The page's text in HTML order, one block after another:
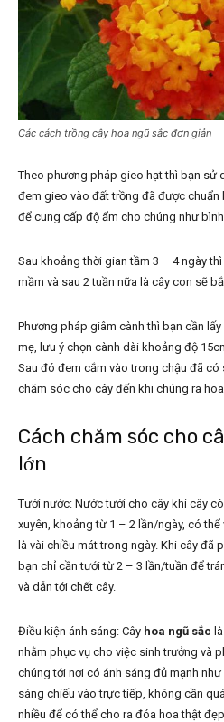
Các cách trồng cây hoa ngũ sắc đơn giản
Theo phương pháp gieo hạt thì bạn sử
đem gieo vào đất trồng đã được
để cung cấp độ ẩm cho chúng như bình
Sau khoảng thời gian tầm 3 – 4 ngày
mầm và sau 2 tuần nữa là cây con sẽ
Phương pháp giâm cành thì bạn cần
mẹ, lưu ý chọn cành dài khoảng độ
Sau đó đem cắm vào trong chậu đã có
chăm sóc cho cây đến khi chúng ra
Cách chăm sóc cho
lớn
Tưới nước: Nước tưới cho cây khi cây
xuyên, khoảng từ 1 – 2 lần/ngày, có
là vài chiều mát trong ngày. Khi cây đã
bạn chỉ cần tưới từ 2 – 3 lần/tuần để
và dẫn tới chết cây.
Điều kiện ánh sáng: Cây hoa ngũ sắc
nhằm phục vụ cho việc sinh trưởng và
chúng tới nơi có ánh sáng đủ mạnh
sáng chiếu vào trực tiếp, không cần
nhiều để có thể cho ra đóa hoa thật